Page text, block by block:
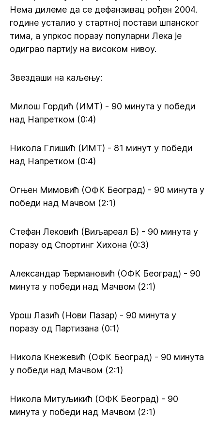
Нема дилеме да се дефанзивац рођен 2004.
године усталио у стартној постави шпанског
тима, а упркос поразу популарни Лека је
одиграо партију на високом нивоу.
Звездаши на каљењу:
Милош Гордић (ИМТ) - 90 минута у победи
над Напретком (0:4)
Никола Глишић (ИМТ) - 81 минут у победи
над Напретком (0:4)
Огњен Мимовић (ОФК Београд) - 90 минута у
победи над Мачвом (2:1)
Стефан Лековић (Виљареал Б) - 90 минута у
поразу од Спортинг Хихона (0:3)
Александар Ђермановић (ОФК Београд) - 90
минута у победи над Мачвом (2:1)
Урош Лазић (Нови Пазар) - 90 минута у
поразу од Партизана (0:1)
Никола Кнежевић (ОФК Београд) - 90 минута
у победи над Мачвом (2:1)
Никола Митуљикић (ОФК Београд) - 90
минута у победи над Мачвом (2:1)